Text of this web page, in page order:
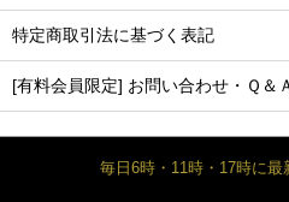
特定商取引法に基づく表記
[有料会員限定] お問い合わせ・Ｑ＆
毎日6時・11時・17時に